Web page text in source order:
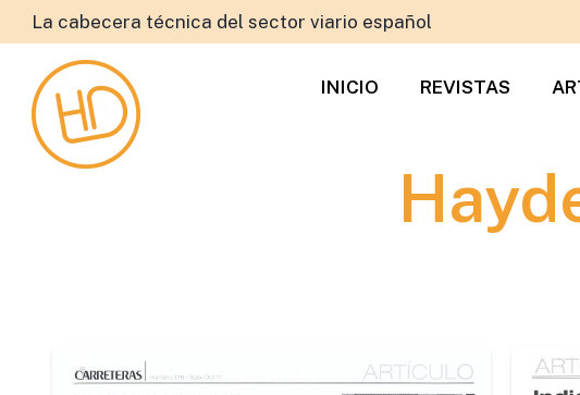
La cabecera técnica del sector viario español
INICIO REVISTAS